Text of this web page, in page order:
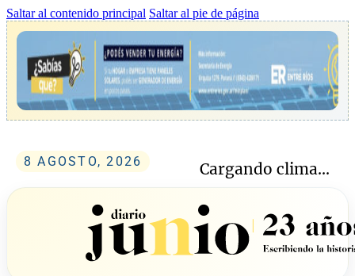
Saltar al contenido principal Saltar al pie de página
8 AGOSTO, 2026 Cargando clima...